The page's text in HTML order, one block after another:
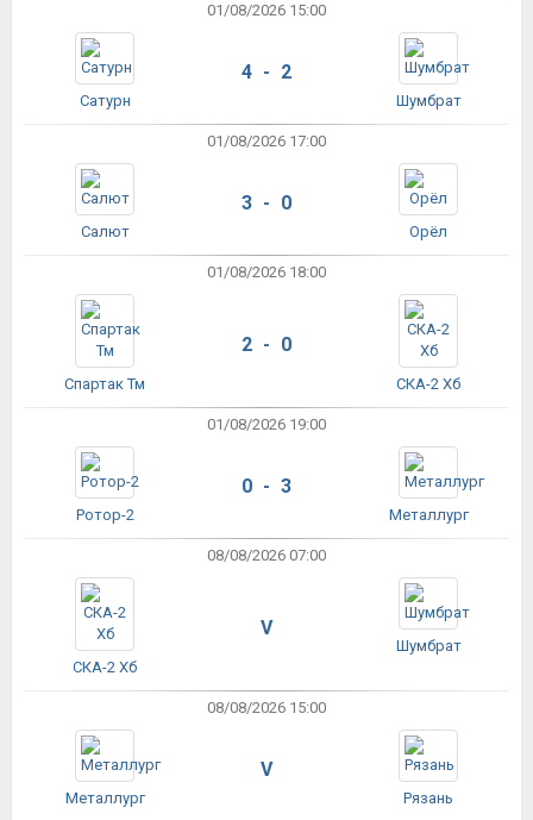
01/08/2026 15:00
Сатурн
4 - 2
Шумбрат
01/08/2026 17:00
Салют
3 - 0
Орёл
01/08/2026 18:00
Спартак Тм
2 - 0
СКА-2 Хб
01/08/2026 19:00
Ротор-2
0 - 3
Металлург
08/08/2026 07:00
СКА-2 Хб
V
Шумбрат
08/08/2026 15:00
Металлург
V
Рязань